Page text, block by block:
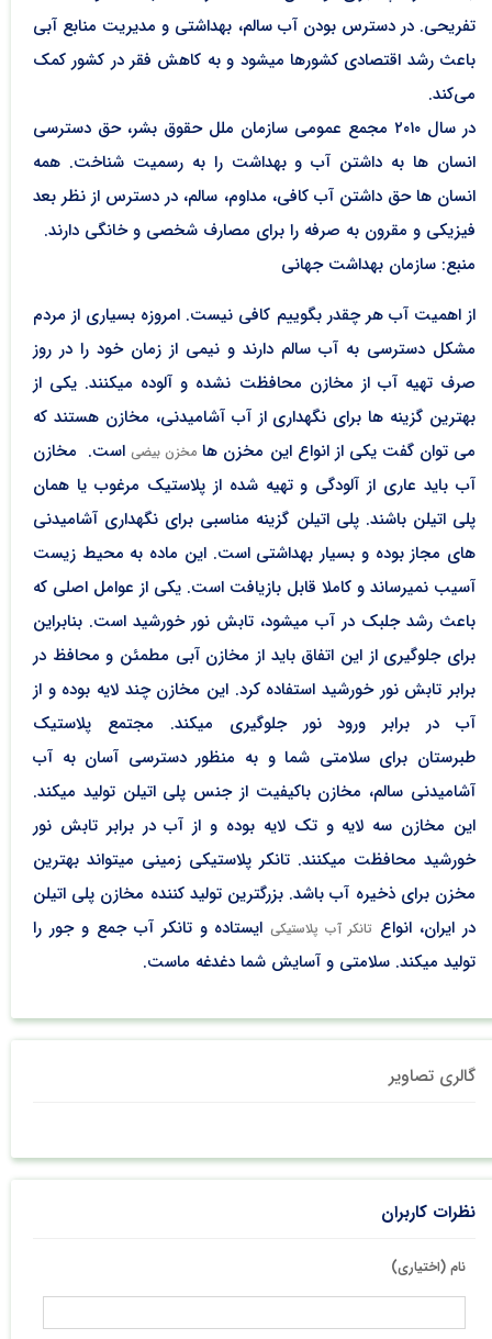
تفریحی. در دسترس بودن آب سالم، بهداشتی و مدیریت منابع آبی
باعث رشد اقتصادی کشورها میشود و به کاهش فقر در کشور کمک
می‌کند.
در سال ۲۰۱۰ مجمع عمومی سازمان ملل حقوق بشر، حق دسترسی
انسان ها به داشتن آب و بهداشت را به رسمیت شناخت. همه
انسان ها حق داشتن آب کافی، مداوم، سالم، در دسترس از نظر بعد
فیزیکی و مقرون به صرفه را برای مصارف شخصی و خانگی دارند.
منبع: سازمان بهداشت جهانی
از اهمیت آب هر چقدر بگوییم کافی نیست. امروزه بسیاری از مردم
مشکل دسترسی به آب سالم دارند و نیمی از زمان خود را در روز
صرف تهیه آب از مخازن محافظت نشده و آلوده میکنند. یکی از
بهترین گزینه ها برای نگهداری از آب آشامیدنی، مخازن هستند که
می توان گفت یکی از انواع این مخزن ها مخزن بیضیاست. مخازن
آب باید عاری از آلودگی و تهیه شده از پلاستیک مرغوب یا همان
پلی اتیلن باشند. پلی اتیلن گزینه مناسبی برای نگهداری آشامیدنی
های مجاز بوده و بسیار بهداشتی است. این ماده به محیط زیست
آسیب نمیرساند و کاملا قابل بازیافت است. یکی از عوامل اصلی که
باعث رشد جلبک در آب میشود، تابش نور خورشید است. بنابراین
برای جلوگیری از این اتفاق باید از مخازن آبی مطمئن و محافظ در
برابر تابش نور خورشید استفاده کرد. این مخازن چند لایه بوده و از
آب در برابر ورود نور جلوگیری میکند. مجتمع پلاستیک
طبرستان برای سلامتی شما و به منظور دسترسی آسان به آب
آشامیدنی سالم، مخازن باکیفیت از جنس پلی اتیلن تولید میکند.
این مخازن سه لایه و تک لایه بوده و از آب در برابر تابش نور
خورشید محافظت میکنند. تانکر پلاستیکی زمینی میتواند بهترین
مخزن برای ذخیره آب باشد. بزرگترین تولید کننده مخازن پلی اتیلن
در ایران، انواع تانکر آب پلاستیکیایستاده و تانکر آب جمع و جور را
تولید میکند. سلامتی و آسایش شما دغدغه ماست.
گالری تصاویر
نظرات کاربران
نام (اختیاری)